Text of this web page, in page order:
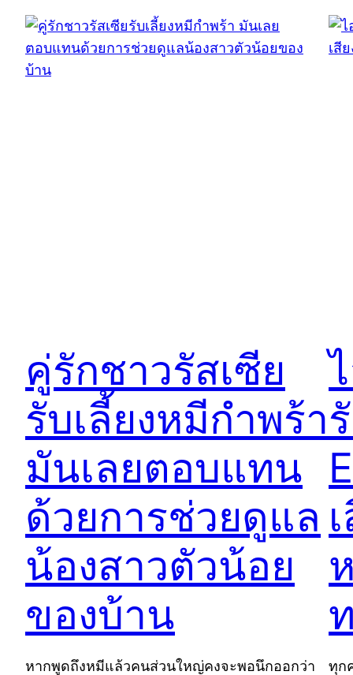
คู่รักชาวรัสเซีย
รับเลี้ยงหมีกำพร้า
มันเลยตอบแทน
ด้วยการช่วยดูแล
น้องสาวตัวน้อย
ของบ้าน
หากพูดถึงหมีแล้วคนส่วนใหญ่คงจะพอนึกออกว่า
ทุก